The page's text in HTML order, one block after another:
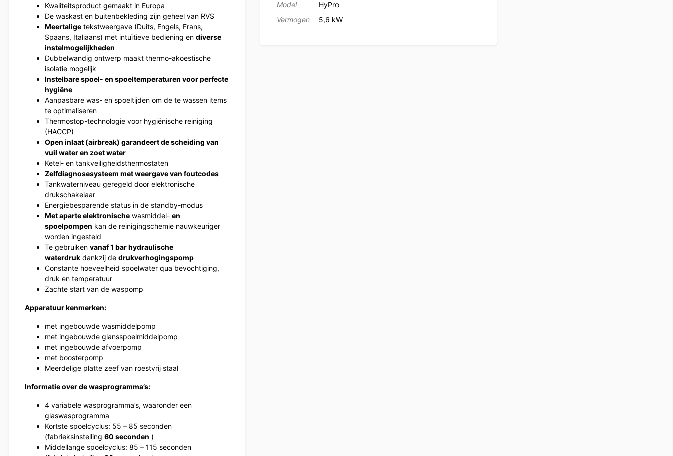
Kwaliteitsproduct gemaakt in Europa
De waskast en buitenbekleding zijn geheel van RVS
Meertalige tekstweergave (Duits, Engels, Frans,
Spaans, Italiaans) met intuïtieve bediening en diverse
instelmogelijkheden
Dubbelwandig ontwerp maakt thermo-akoestische
isolatie mogelijk
Instelbare spoel- en spoeltemperaturen voor perfecte
hygiëne
Aanpasbare was- en spoeltijden om de te wassen items
te optimaliseren
Thermostop-technologie voor hygiënische reiniging
(HACCP)
Open inlaat (airbreak) garandeert de scheiding van
vuil water en zoet water
Ketel- en tankveiligheidsthermostaten
Zelfdiagnosesysteem met weergave van foutcodes
Tankwaterniveau geregeld door elektronische
drukschakelaar
Energiebesparende status in de standby-modus
Met aparte elektronische wasmiddel- en
spoelpompen kan de reinigingschemie nauwkeuriger
worden ingesteld
Te gebruiken vanaf 1 bar hydraulische
waterdruk dankzij de drukverhogingspomp
Constante hoeveelheid spoelwater qua bevochtiging,
druk en temperatuur
Zachte start van de waspomp
Apparatuur kenmerken:
met ingebouwde wasmiddelpomp
met ingebouwde glansspoelmiddelpomp
met ingebouwde afvoerpomp
met boosterpomp
Meerdelige platte zeef van roestvrij staal
Informatie over de wasprogramma’s:
4 variabele wasprogramma’s, waaronder een
glaswasprogramma
Kortste spoelcyclus: 55 – 85 seconden
(fabrieksinstelling 60 seconden )
Middellange spoelcyclus: 85 – 115 seconden
Model
HyPro
Vermogen
5,6 kW